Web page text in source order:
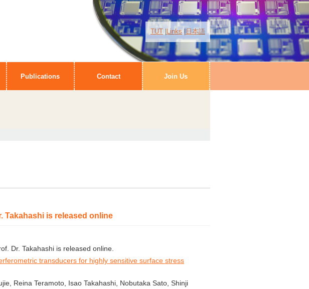
TUT Links 日本語
Publications Contact Join Us
Takahashi is released online
Dr. Takahashi is released online.
transducers for highly sensitive surface stress
Reina Teramoto, Isao Takahashi, Nobutaka Sato, Shinji